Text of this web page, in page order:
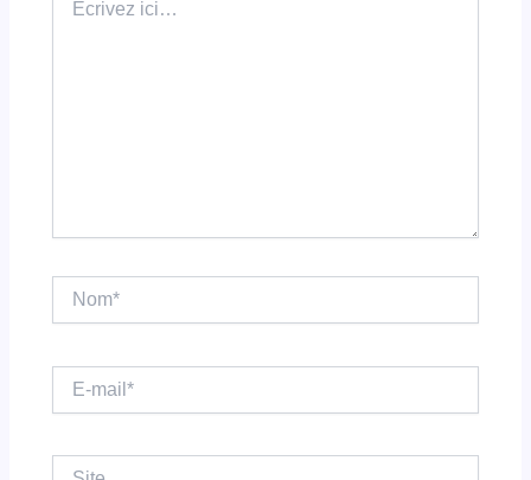
ici…
Nom*
mail*
Site